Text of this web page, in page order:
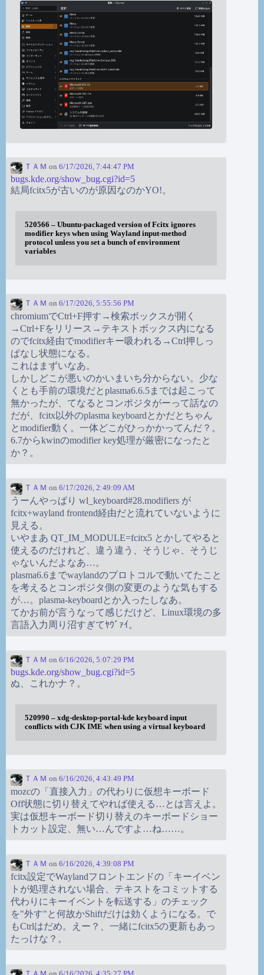
ＴＡＭ on 6/17/2026, 7:44:47 PM
bugs.kde.org/show_bug.cgi?id=5
結局fcitx5が古いのが原因なのかYO!。
520566 – Ubuntu-packaged version of Fcitx ignores
modifier keys when using Wayland input-method
protocol unless you set a bunch of environment
variables
ＴＡＭ on 6/17/2026, 5:55:56 PM
chromiumでCtrl+F押す→検索ボックスが開く
→Ctrl+Fをリリース→テキストボックス内になる
のでfcitx経由でmodifierキー吸われる→Ctrl押しっ
ぱなし状態になる。
これはまずいなあ。
しかしどこが悪いのかいまいち分からない。少な
くとも手前の環境だとplasma6.6.5までは起こって
無かったが、てなるとコンポジタがーって話なの
だが、fcitx以外のplasma keyboardとかだとちゃん
とmodifier動く。一体どこがひっかかってんだ？。
6.7からkwinのmodifier key処理が厳密になったと
か？。
ＴＡＭ on 6/17/2026, 2:49:09 AM
うーんやっぱり wl_keyboard#28.modifiers が
fcitx+wayland frontend経由だと流れていないように
見える。
いやまあ QT_IM_MODULE=fcitx5 とかしてやると
使えるのだけれど、違う違う、そうじゃ、そうじ
ゃないんだよなあ…。
plasma6.6までwaylandのプロトコルで動いてたこと
を考えるとコンポジタ側の変更のような気もする
が…。plasma-keyboardとか入ったしなあ。
てかお前が言うなって感じだけど、Linux環境の多
言語入力周り沼すぎてﾔｳﾞｧｲ。
ＴＡＭ on 6/16/2026, 5:07:29 PM
bugs.kde.org/show_bug.cgi?id=5
ぬ、これかナ？。
520990 – xdg-desktop-portal-kde keyboard input
conflicts with CJK IME when using a virtual keyboard
ＴＡＭ on 6/16/2026, 4:43:49 PM
mozcの「直接入力」の代わりに仮想キーボード
Off状態に切り替えてやれば使える…とは言えよ。
実は仮想キーボード切り替えのキーボードショー
トカット設定、無い…んですよ…ね……。
ＴＡＭ on 6/16/2026, 4:39:08 PM
fcitx設定でWaylandフロントエンドの「キーイベン
トが処理されない場合、テキストをコミットする
代わりにキーイベントを転送する」のチェック
を"外す"と何故かShiftだけは効くようになる。で
もCtrlはだめ。えー？、一緒にfcitx5の更新もあっ
たっけな？。